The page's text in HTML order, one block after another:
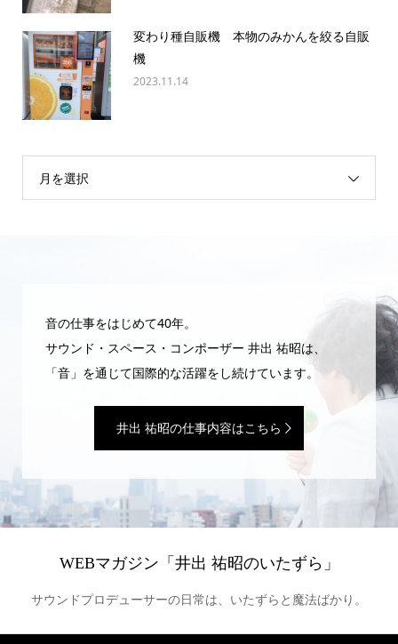
変わり種自販機 本物のみかんを絞る自販
機
2023.11.14
月を選択
音の仕事をはじめて40年。
サウンド・スペース・コンポーザー 井出 祐昭は、
「音」を通じて国際的な活躍をし続けています。
井出 祐昭の仕事内容はこちら
WEBマガジン「井出 祐昭のいたずら」
サウンドプロデューサーの日常は、いたずらと魔法ばかり。